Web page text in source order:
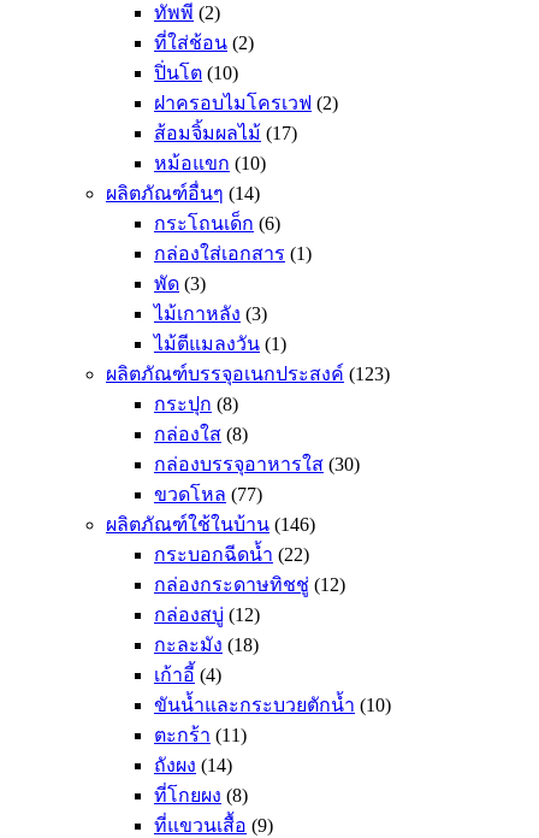
ทัพพี (2)
ที่ใส่ช้อน (2)
ปิ่นโต (10)
ฝาครอบไมโครเวฟ (2)
ส้อมจิ้มผลไม้ (17)
หม้อแขก (10)
ผลิตภัณฑ์อื่นๆ (14)
กระโถนเด็ก (6)
กล่องใส่เอกสาร (1)
พัด (3)
ไม้เกาหลัง (3)
ไม้ตีแมลงวัน (1)
ผลิตภัณฑ์บรรจุอเนกประสงค์ (123)
กระปุก (8)
กล่องใส (8)
กล่องบรรจุอาหารใส (30)
ขวดโหล (77)
ผลิตภัณฑ์ใช้ในบ้าน (146)
กระบอกฉีดน้ำ (22)
กล่องกระดาษทิชชู่ (12)
กล่องสบู่ (12)
กะละมัง (18)
เก้าอี้ (4)
ขันน้ำและกระบวยตักน้ำ (10)
ตะกร้า (11)
ถังผง (14)
ที่โกยผง (8)
ที่แขวนเสื้อ (9)